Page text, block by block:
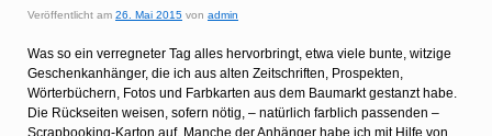
Veröffentlicht am 26. Mai 2015 von admin
Was so ein verregneter Tag alles hervorbringt, etwa viele bunte, witzige
Geschenkanhänger, die ich aus alten Zeitschriften, Prospekten,
Wörterbüchern, Fotos und Farbkarten aus dem Baumarkt gestanzt habe.
Die Rückseiten weisen, sofern nötig, – natürlich farblich passenden –
Scrapbooking-Karton auf. Manche der Anhänger habe ich mit Hilfe von